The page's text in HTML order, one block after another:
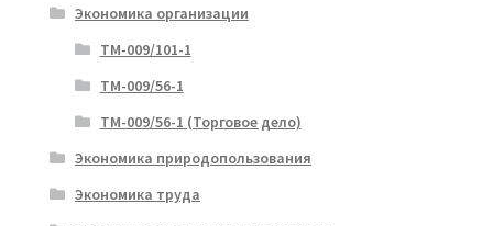
Экономика организации
ТМ-009/101-1
ТМ-009/56-1
ТМ-009/56-1 (Торговое дело)
Экономика природопользования
Экономика труда